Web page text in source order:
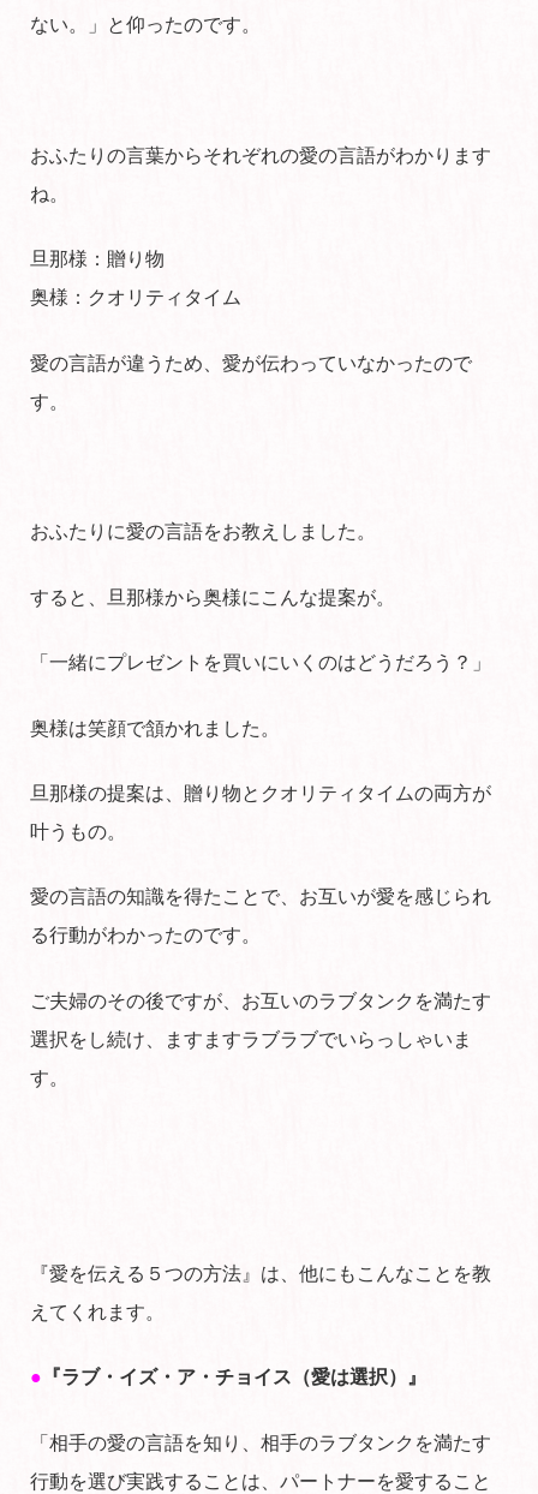
ない。」と仰ったのです。
おふたりの言葉からそれぞれの愛の言語がわかります
ね。
旦那様：贈り物
奥様：クオリティタイム
愛の言語が違うため、愛が伝わっていなかったので
す。
おふたりに愛の言語をお教えしました。
すると、旦那様から奥様にこんな提案が。
「一緒にプレゼントを買いにいくのはどうだろう？」
奥様は笑顔で頷かれました。
旦那様の提案は、贈り物とクオリティタイムの両方が
叶うもの。
愛の言語の知識を得たことで、お互いが愛を感じられ
る行動がわかったのです。
ご夫婦のその後ですが、お互いのラブタンクを満たす
選択をし続け、ますますラブラブでいらっしゃいま
す。
『愛を伝える５つの方法』は、他にもこんなことを教
えてくれます。
● 『ラブ・イズ・ア・チョイス（愛は選択）』
「相手の愛の言語を知り、相手のラブタンクを満たす
行動を選び実践することは、パートナーを愛すること